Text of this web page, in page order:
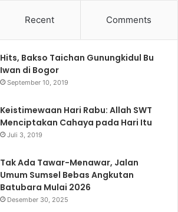
Recent Comments
Hits, Bakso Taichan Gunungkidul Bu
Iwan di Bogor
September 10, 2019
Keistimewaan Hari Rabu: Allah SWT
Menciptakan Cahaya pada Hari Itu
Juli 3, 2019
Tak Ada Tawar-Menawar, Jalan
Umum Sumsel Bebas Angkutan
Batubara Mulai 2026
Desember 30, 2025